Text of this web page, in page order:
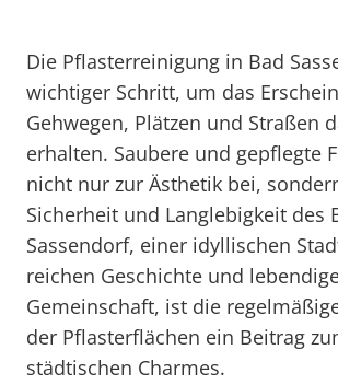
Die Pflasterreinigung in Bad
wichtiger Schritt, um das
Gehwegen, Plätzen und Straßen
erhalten. Saubere und gepflegte
nicht nur zur Ästhetik bei,
Sicherheit und Langlebigkeit des
Sassendorf, einer idyllischen
reichen Geschichte und
Gemeinschaft, ist die
der Pflasterflächen ein Beitrag
städtischen Charmes.